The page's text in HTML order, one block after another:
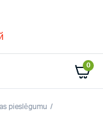
0
pieslēgumu